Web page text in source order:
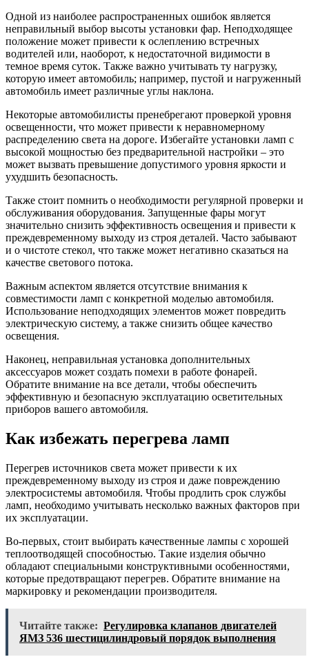
Одной из наиболее распространенных ошибок является
неправильный выбор высоты установки фар. Неподходящее
положение может привести к ослеплению встречных
водителей или, наоборот, к недостаточной видимости в
темное время суток. Также важно учитывать ту нагрузку,
которую имеет автомобиль; например, пустой и нагруженный
автомобиль имеет различные углы наклона.
Некоторые автомобилисты пренебрегают проверкой уровня
освещенности, что может привести к неравномерному
распределению света на дороге. Избегайте установки ламп с
высокой мощностью без предварительной настройки – это
может вызвать превышение допустимого уровня яркости и
ухудшить безопасность.
Также стоит помнить о необходимости регулярной проверки и
обслуживания оборудования. Запущенные фары могут
значительно снизить эффективность освещения и привести к
преждевременному выходу из строя деталей. Часто забывают
и о чистоте стекол, что также может негативно сказаться на
качестве светового потока.
Важным аспектом является отсутствие внимания к
совместимости ламп с конкретной моделью автомобиля.
Использование неподходящих элементов может повредить
электрическую систему, а также снизить общее качество
освещения.
Наконец, неправильная установка дополнительных
аксессуаров может создать помехи в работе фонарей.
Обратите внимание на все детали, чтобы обеспечить
эффективную и безопасную эксплуатацию осветительных
приборов вашего автомобиля.
Как избежать перегрева ламп
Перегрев источников света может привести к их
преждевременному выходу из строя и даже повреждению
электросистемы автомобиля. Чтобы продлить срок службы
ламп, необходимо учитывать несколько важных факторов при
их эксплуатации.
Во-первых, стоит выбирать качественные лампы с хорошей
теплоотводящей способностью. Такие изделия обычно
обладают специальными конструктивными особенностями,
которые предотвращают перегрев. Обратите внимание на
маркировку и рекомендации производителя.
Читайте также: Регулировка клапанов двигателей
ЯМЗ 536 шестицилиндровый порядок выполнения